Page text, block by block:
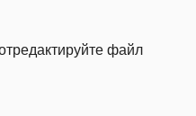
файл